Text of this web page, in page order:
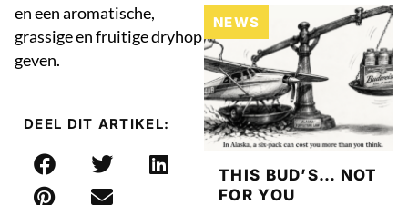
en een aromatische,
grassige en fruitige dryhop
geven.
DEEL DIT ARTIKEL:
NEWS
THIS BUD’S… NOT
FOR YOU